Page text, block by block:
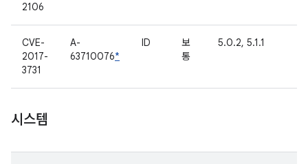
2106
CVE-
2017-
3731
A-
63710076*
ID
보
통
5.0.2, 5.1.1
시스템